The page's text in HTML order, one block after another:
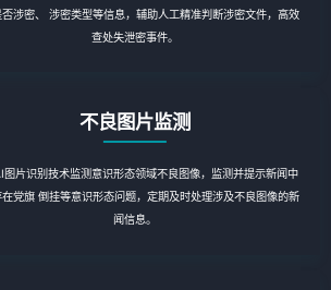
否涉密、 涉密类型等信息，辅助人工精准判断涉密文件，高效
查处失泄密事件。
不良图片监测
图片识别技术监测意识形态领域不良图像，监测并提示新闻中
在党旗 倒挂等意识形态问题，定期及时处理涉及不良图像的新
闻信息。